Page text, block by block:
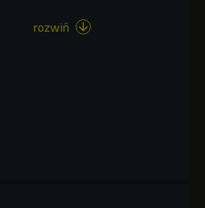
rozwiń 